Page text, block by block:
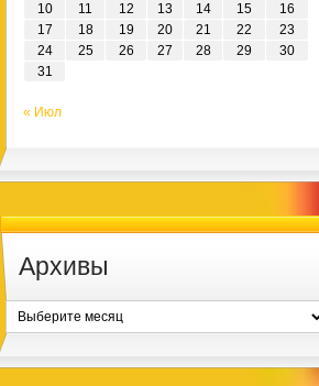
10
11 12 13 14 15
16
17
18 19 20 21 22
23
24
25 26 27 28 29
30
31
« Июл
Архивы
Архивы